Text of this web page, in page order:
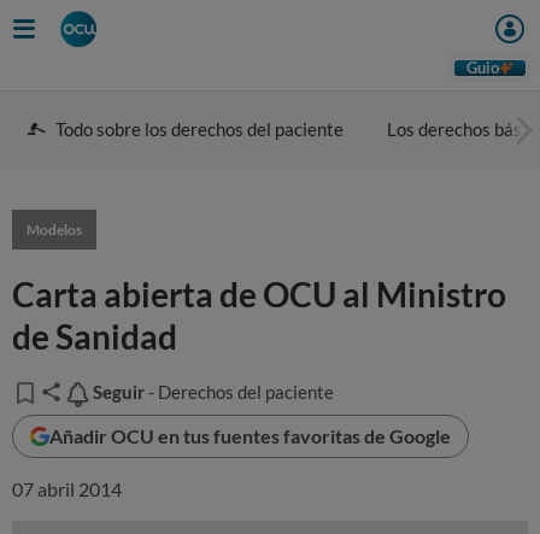
Guio
Todo sobre los derechos del paciente Los derechos
Modelos
Carta abierta de OCU al Ministro
de Sanidad
Seguir
Seguir - Derechos del paciente
Añadir OCU en tus fuentes favoritas de Google
07 abril 2014